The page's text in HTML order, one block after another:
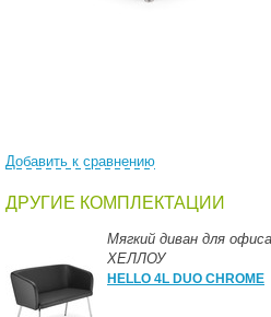
Добавить к сравнению
ДРУГИЕ КОМПЛЕКТАЦИИ
Мягкий диван для офиса
ХЕЛЛОУ
HELLO 4L DUO CHROME